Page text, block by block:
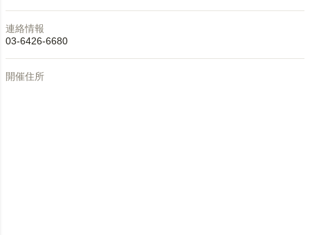
連絡情報
03-6426-6680
開催住所